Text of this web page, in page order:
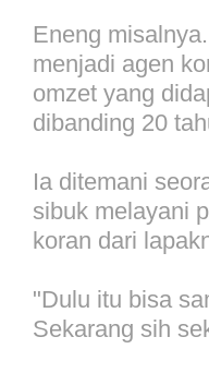
Eneng
menjadi agen
omzet yang
dibanding 20
Ia ditemani
sibuk melayani
koran dari
"Dulu itu bisa
Sekarang sih